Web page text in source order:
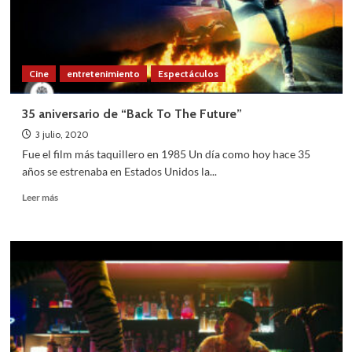
Cine entretenimiento Espectáculos
35 aniversario de “Back To The Future”
3 julio, 2020
Fue el film más taquillero en 1985 Un día como hoy hace 35
años se estrenaba en Estados Unidos la...
Leer másLeer
35
de
“Back
To
The
Future”